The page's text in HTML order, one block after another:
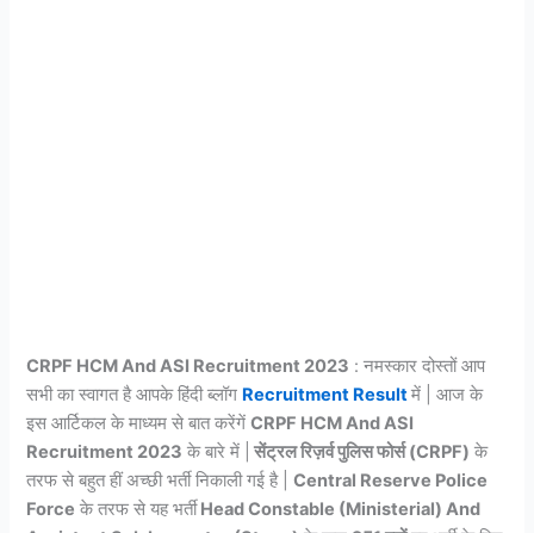
CRPF HCM And ASI Recruitment 2023 : नमस्कार दोस्तों आप
सभी का स्वागत है आपके हिंदी ब्लॉग Recruitment Resultमें | आज के
इस आर्टिकल के माध्यम से बात करेंगेंCRPF HCM And ASI
Recruitment 2023 के बारे में | सेंट्रल रिज़र्व पुलिस फोर्स (CRPF) के
तरफ से बहुत हीं अच्छी भर्ती निकाली गई है |Central Reserve Police
Force के तरफ से यह भर्तीHead Constable (Ministerial) And